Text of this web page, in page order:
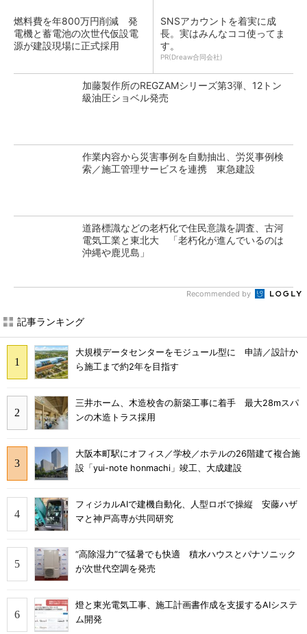
燃料費を年800万円削減 発
電機と蓄電池の次世代仮設電
源が建設現場に正式採用
SNSアカウントを着実に成
長。実はみんなココ使ってま
す。
PR(Dreaw合同会社)
加藤製作所のREGZAMシリーズ第3弾、12トン
級油圧ショベル発売
作業内容から災害事例を自動抽出、労災事例検
索／施工管理サービスを連携 東急建設
道路標識などの老朽化で住民意識を調査、古河
電気工業と東北大 「老朽化が進んでいるのは
沖縄や鹿児島」
Recommended by
記事ランキング
大規模データセンターをモジュール型に 申請／設計か
ら施工まで約2年を目指す
三井ホーム、木造校舎の新築工事に着手 最大28mスパ
ンの木造トラス採用
大阪本町駅にオフィス／学校／ホテルの26階建て複合施
設「yui-note honmachi」竣工、大成建設
フィジカルAIで建機自動化、人型ロボで操縦 安藤ハザ
マと神戸高専が共同研究
“高除湿力”で猛暑でも快適 積水ハウスとパナソニック
が次世代空調を発売
燈と東光電気工事、施工計画書作成を支援するAIシステ
ム開発